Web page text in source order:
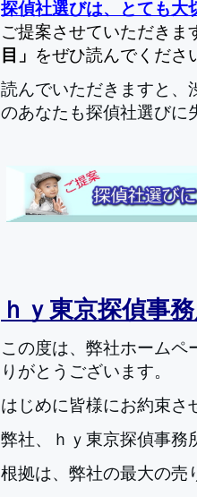
探偵社選びは、とても大
ご提案させていただきま
目」 をぜひ読んでくださ
読んでいただきますと、
のあなたも探偵社選びに
ｈｙ東京探偵事
この度は、弊社ホームペ
りがとうございます。
はじめに皆様にお約束さ
弊社、ｈｙ東京探偵事務
根拠は、弊社の最大の売